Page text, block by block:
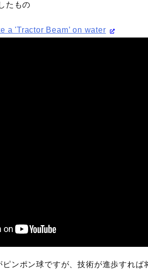
たもの
a 'Tractor Beam’ on water
ンポン球ですが、技術が進歩すれば